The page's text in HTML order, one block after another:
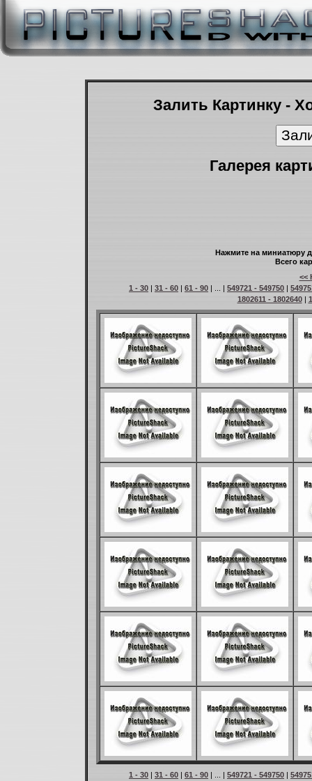
Залить Картинку -
Галерея
Нажмите на миниатюру
Всего
<<
1 - 30 | 31 - 60 | 61 - 90 | ... | 549721 - 549750 |
1802611 - 1802640|
1 - 30 | 31 - 60 | 61 - 90 | ... | 549721 - 549750 |